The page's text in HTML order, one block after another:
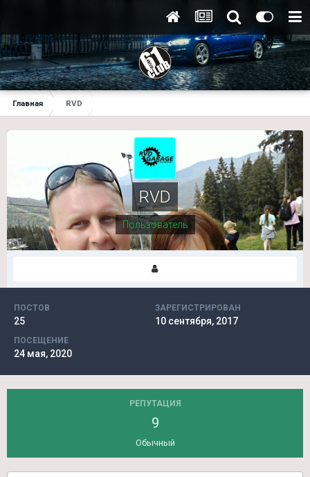
Главная RVD
RVD
Пользователь
ПОСТОВ
25
ЗАРЕГИСТРИРОВАН
10 сентября, 2017
ПОСЕЩЕНИЕ
24 мая, 2020
РЕПУТАЦИЯ
9
Обычный